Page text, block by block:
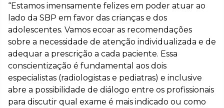
“Estamos imensamente felizes em poder atuar ao
lado da SBP em favor das crianças e dos
adolescentes. Vamos ecoar as recomendações
sobre a necessidade de atenção individualizada e de
adequar a prescrição a cada paciente. Essa
conscientização é fundamental aos dois
especialistas (radiologistas e pediatras) e inclusive
abre a possibilidade de diálogo entre os profissionais
para discutir qual exame é mais indicado ou como